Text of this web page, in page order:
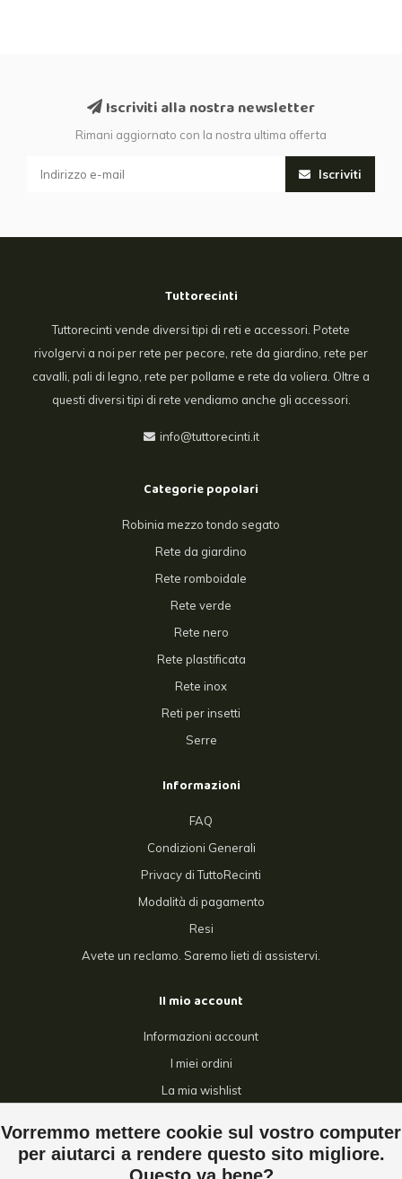
Vorremmo mettere cookie sul vostro computer
per aiutarci a rendere questo sito migliore.
Iscriviti alla nostra newsletter
Rimani aggiornato con la nostra ultima offerta
Iscriviti
Tuttorecinti
Tuttorecinti vende diversi tipi di reti e accessori. Potete
rivolgervi a noi per rete per pecore, rete da giardino, rete per
cavalli, pali di legno, rete per pollame e rete da voliera. Oltre a
questi diversi tipi di rete vendiamo anche gli accessori.
info@tuttorecinti.it
Categorie popolari
Robinia mezzo tondo segato
Rete da giardino
Rete romboidale
Rete verde
Rete nero
Rete plastificata
Rete inox
Reti per insetti
Serre
Informazioni
FAQ
Condizioni Generali
Privacy di TuttoRecinti
Modalità di pagamento
Resi
Avete un reclamo. Saremo lieti di assistervi.
Il mio account
Informazioni account
I miei ordini
La mia wishlist
Tutti i prodotti